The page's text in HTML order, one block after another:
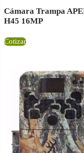
Cámara Trampa
H45 16MP
Cotizar